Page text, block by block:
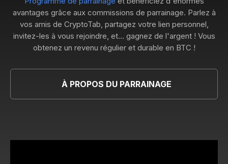
avantages grâce aux commissions de parrainage. Parlez à
vos amis de CryptoTab, partagez votre lien personnel,
invitez-les à vous rejoindre, et… gagnez de l'argent ! Vous
obtenez un revenu régulier et durable en BTC !
À PROPOS DU PARRAINAGE